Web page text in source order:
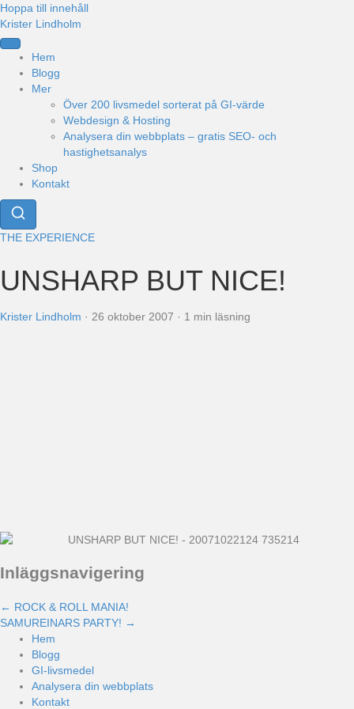
Hoppa till innehåll
Krister Lindholm
Hem
Blogg
Mer
Över 200 livsmedel sorterat på GI-värde
Webdesign & Hosting
Analysera din webbplats – gratis SEO- och
hastighetsanalys
Shop
Kontakt
THE EXPERIENCE
UNSHARP BUT NICE!
Krister Lindholm · 26 oktober 2007 · 1 min läsning
Inläggsnavigering
← ROCK & ROLL MANIA!
SAMUREINARS PARTY! →
Hem
Blogg
GI-livsmedel
Analysera din webbplats
Kontakt